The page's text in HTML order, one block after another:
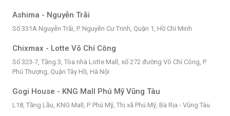
Ashima - Nguyễn Trãi
Số 331A Nguyễn Trãi, P. Nguyễn Cư Trinh, Quận 1, Hồ Chí Minh
Chixmax - Lotte Võ Chí Công
Số 323-7, Tầng 3, Tòa nhà Lotte Mall, số 272 đường Võ Chí Công, P.
Phú Thượng, Quận Tây Hồ, Hà Nội
Gogi House - KNG Mall Phú Mỹ Vũng Tàu
L18, Tầng Lầu, KNG Mall, P. Phú Mỹ, Thị xã Phú Mỹ, Bà Rịa - Vũng Tàu